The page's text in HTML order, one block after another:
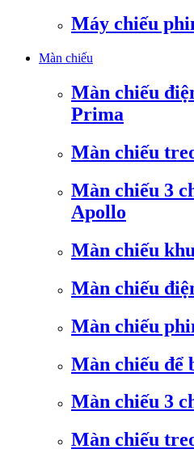
Máy chiếu
Màn chiếu
Màn chiếu
Prima
Màn chiếu
Màn chiếu 3
Apollo
Màn chiếu
Màn chiếu
Màn chiếu
Màn chiếu để
Màn chiếu 3
Màn chiếu